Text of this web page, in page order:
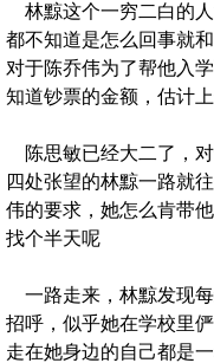
林黥这个一穷二白的人
都不知道是怎么回事就
对于陈乔伟为了帮他入
知道钞票的金额，估计
陈思敏已经大二了，
四处张望的林黥一路就
伟的要求，她怎么肯带
找个半天呢
一路走来，林黥发现
招呼，似乎她在学校里
走在她身边的自己都是